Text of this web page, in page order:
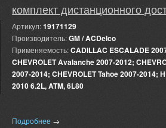
комплект дистанционного
Артикул:19171129
Производитель:GM / ACDelco
Применяемость:CADILLAC ESCALADE
CHEVROLET Avalanche 2007-2012;
2007-2014; CHEVROLET Tahoe 2007-2014;
2010 6.2L, ATM, 6L80
Подробнее →